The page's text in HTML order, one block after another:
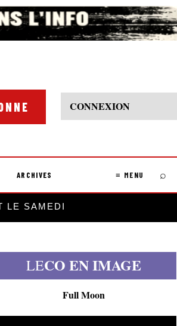
CONNEXION
ARCHIVES ≡ MENU ⌕
LE SAMEDI
LECO EN IMAGE
Full Moon